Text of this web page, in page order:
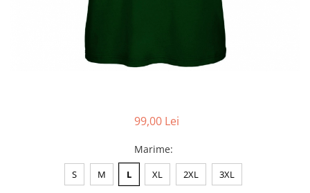
Tricouri cu mesaje de bine
Tricouri de poveste
99,00 Lei
Marime:
S M L XL 2XL 3XL